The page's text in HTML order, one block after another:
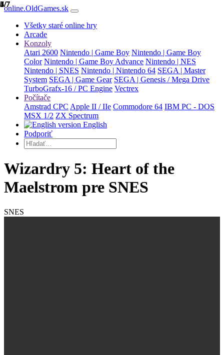
online.OldGames.sk
Všetky staré online hry
Arcade
Konzoly
Atari 2600 Nintendo | Game Boy Nintendo | Game Boy
Color Nintendo | Game Boy Advance Nintendo | NES
Nintendo | SNES Nintendo | Nintendo 64 SEGA | Master
System SEGA | Game Gear SEGA | Genesis / Mega Drive
TurboGrafx-16 / PC Engine Vectrex
Počítače
Amstrad CPC Apple II / IIe Commodore 64 IBM PC - DOS
MSX 1/2 ZX Spectrum
English
Podporiť
Wizardry 5: Heart of the
Maelstrom pre SNES
SNES
1/7
2/7
3/7
4/7
5/7
6/7
7/7